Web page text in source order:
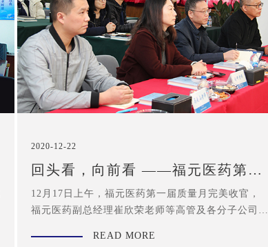
2020-12-22
回头看，向前看 ——福元医药第一
届质量月总结会
12月17日上午，福元医药第一届质量月完美收官，
福元医药副总经理崔欣荣老师等高管及各分子公司质
READ MORE